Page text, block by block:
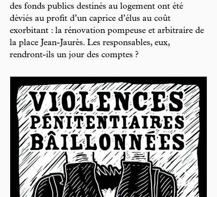
des fonds publics destinés au logement ont été
déviés au profit d’un caprice d’élus au coût
exorbitant : la rénovation pompeuse et arbitraire de
la place Jean-Jaurès. Les responsables, eux,
rendront-ils un jour des comptes ?